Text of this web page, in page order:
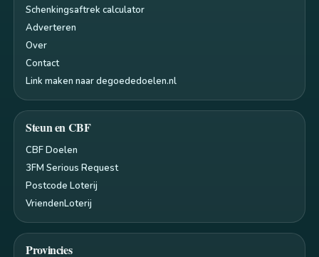
Schenkingsaftrek calculator
Adverteren
Over
Contact
Link maken naar degoededoelen.nl
Steun en CBF
CBF Doelen
3FM Serious Request
Postcode Loterij
VriendenLoterij
Provincies